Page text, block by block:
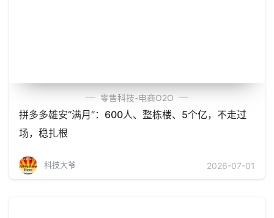
零售科技-电商O2O
拼多多雄安“满月”：600人、整栋楼、5个亿，不走过
场，稳扎根
科技大爷 2026-07-01